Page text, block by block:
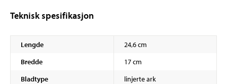
Teknisk spesifikasjon
Lengde
24,6 cm
Bredde
17 cm
Bladtype
linjerte ark